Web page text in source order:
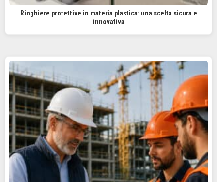
Ringhiere protettive in materia plastica: una scelta sicura e
innovativa